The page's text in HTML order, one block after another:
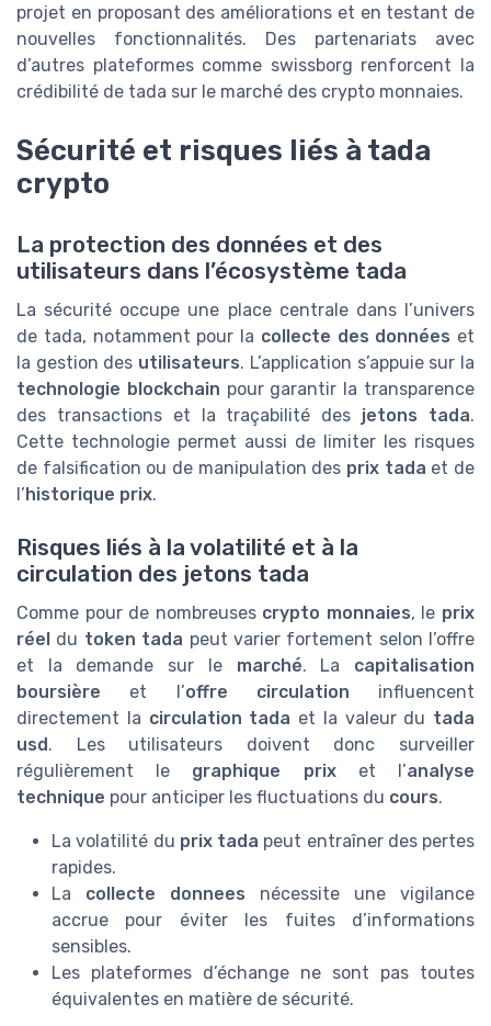
projet en proposant des améliorations et en testant de
nouvelles fonctionnalités. Des partenariats avec
d’autres plateformes comme swissborg renforcent la
crédibilité de tada sur le marché des crypto monnaies.
Sécurité et risques liés à tada
crypto
La protection des données et des
utilisateurs dans l’écosystème tada
La sécurité occupe une place centrale dans l’univers
de tada, notamment pour la collecte des données et
la gestion des utilisateurs. L’application s’appuie sur la
technologie blockchain pour garantir la transparence
des transactions et la traçabilité des jetons tada.
Cette technologie permet aussi de limiter les risques
de falsification ou de manipulation des prix tada et de
l’ historique prix.
Risques liés à la volatilité et à la
circulation des jetons tada
Comme pour de nombreuses crypto monnaies, le prix
réel du token tada peut varier fortement selon l’offre
et la demande sur le marché. La capitalisation
boursière et l’offre circulation influencent
directement la circulation tada et la valeur du tada
usd . Les utilisateurs doivent donc surveiller
régulièrement le graphique prixet l’analyse
technique pour anticiper les fluctuations du cours.
La volatilité du prix tada peut entraîner des pertes
rapides.
La collecte donnees nécessite une vigilance
accrue pour éviter les fuites d’informations
sensibles.
Les plateformes d’échange ne sont pas toutes
équivalentes en matière de sécurité.